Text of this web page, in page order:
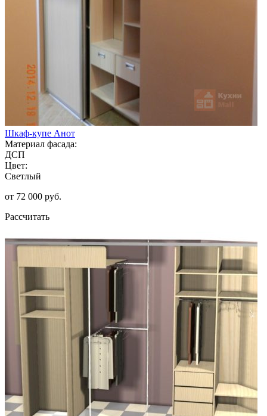
Шкаф-купе Анот
Материал фасада:
ДСП
Цвет:
Светлый
от 72 000 руб.
Рассчитать